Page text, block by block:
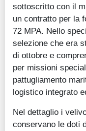
sottoscritto con il
un contratto per la
72 MPA. Nello
selezione che era
di ottobre e
per missioni
pattugliamento
logistico integrato
Nel dettaglio i
conservano le doti